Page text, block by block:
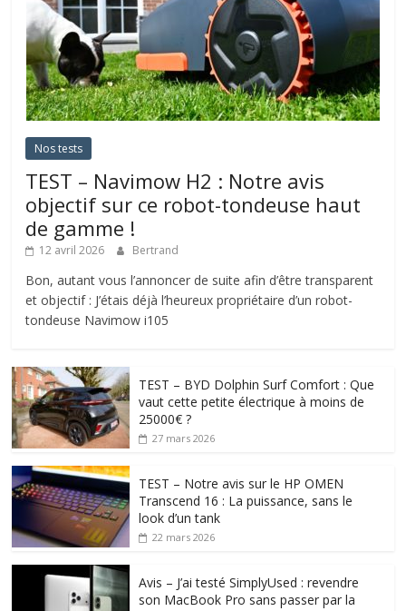
Nos tests
TEST – Navimow H2 : Notre avis
objectif sur ce robot-tondeuse haut
de gamme !
12 avril 2026 Bertrand
Bon, autant vous l’annoncer de suite afin d’être transparent
et objectif : J’étais déjà l’heureux propriétaire d’un robot-
tondeuse Navimow i105
TEST – BYD Dolphin Surf Comfort : Que
vaut cette petite électrique à moins de
25000€ ?
27 mars 2026
TEST – Notre avis sur le HP OMEN
Transcend 16 : La puissance, sans le
look d’un tank
22 mars 2026
Avis – J’ai testé SimplyUsed : revendre
son MacBook Pro sans passer par la